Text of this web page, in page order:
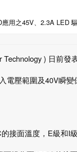
用之45V、2.3A LED
Technology ) 日前發
電壓範圍及40V瞬變
的接面溫度， E級和I